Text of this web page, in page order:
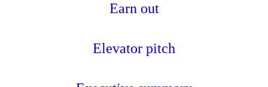
Earn out
Elevator pitch